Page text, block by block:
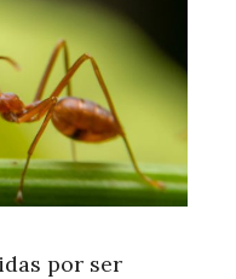
por ser